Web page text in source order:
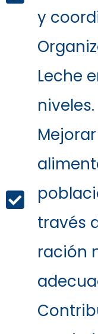
y
Leche
niveles.
través
ración